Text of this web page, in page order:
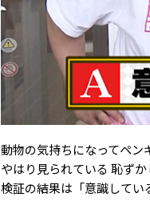
動物の気持ちになってペ
やはり見られている 恥ず
検証の結果は「意識して